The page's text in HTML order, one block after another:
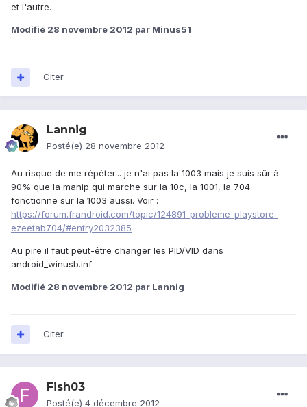
et l'autre.
Modifié 28 novembre 2012 par Minus51
Citer
Lannig
Posté(e) 28 novembre 2012
Au risque de me répéter... je n'ai pas la 1003 mais je suis sûr à
90% que la manip qui marche sur la 10c, la 1001, la 704
fonctionne sur la 1003 aussi. Voir :
https://forum.frandroid.com/topic/124891-probleme-playstore-
ezeetab704/#entry2032385
Au pire il faut peut-être changer les PID/VID dans
android_winusb.inf
Modifié 28 novembre 2012 par Lannig
Citer
Fish03
Posté(e) 4 décembre 2012